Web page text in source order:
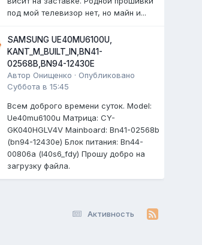
под мой телевизор нет, но майн и...
SAMSUNG UE40MU6100U,
KANT_M_BUILT_IN,BN41-
02568B,BN94-12430E
Автор Онищенко · Опубликовано
Суббота в 15:45
Всем доброго времени суток. Model:
Ue40mu6100u Матрица: CY-
GK040HGLV4V Mainboard: Bn41-02568b
(bn94-12430e) Блок питания: Bn44-
00806a (l40s6_fdy) Прошу добро на
загрузку файла.
Активность